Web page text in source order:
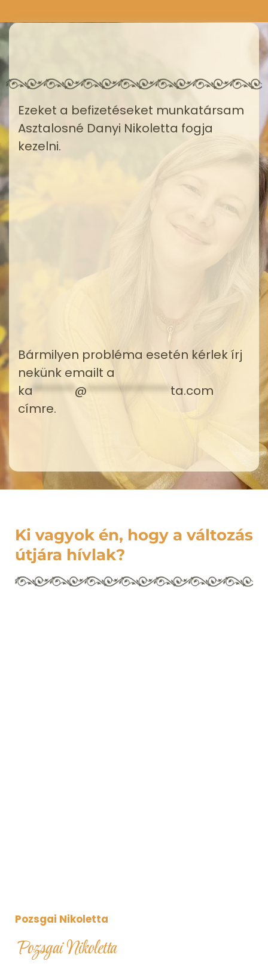
Ezeket a befizetéseket munkatársam
Asztalosné Danyi Nikoletta fogja
kezelni.
Bármilyen probléma esetén kérlek írj
nekünk emailt a
ka*******@**************ta.com
címre.
Ki vagyok én, hogy a változás
útjára hívlak?
Pozsgai Nikoletta
Pozsgai Nikoletta